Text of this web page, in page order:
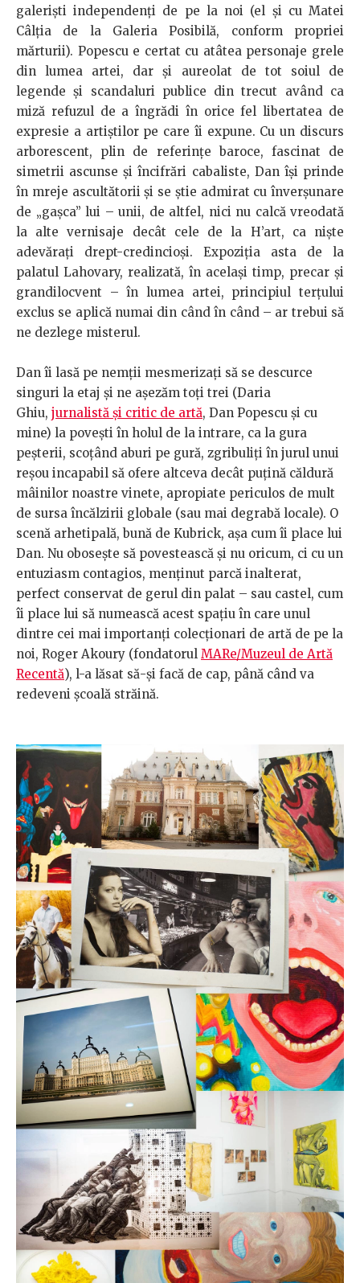
galerişti independenţi de pe la noi (el şi cu Matei
Câlţia de la Galeria Posibilă, conform propriei
mărturii). Popescu e certat cu atâtea personaje grele
din lumea artei, dar şi aureolat de tot soiul de
legende şi scandaluri publice din trecut având ca
miză refuzul de a îngrădi în orice fel libertatea de
expresie a artiştilor pe care îi expune. Cu un discurs
arborescent, plin de referinţe baroce, fascinat de
simetrii ascunse şi încifrări cabaliste, Dan îşi prinde
în mreje ascultătorii şi se ştie admirat cu înverşunare
de „gaşca” lui – unii, de altfel, nici nu calcă vreodată
la alte vernisaje decât cele de la H’art, ca nişte
adevăraţi drept-credincioşi. Expoziţia asta de la
palatul Lahovary, realizată, în acelaşi timp, precar şi
grandilocvent – în lumea artei, principiul terţului
exclus se aplică numai din când în când – ar trebui să
ne dezlege misterul.
Dan îi lasă pe nemţii mesmerizaţi să se descurce
singuri la etaj şi ne aşezăm toţi trei (Daria
Ghiu, jurnalistă şi critic de artă, Dan Popescu şi cu
mine) la poveşti în holul de la intrare, ca la gura
peşterii, scoţând aburi pe gură, zgribuliţi în jurul unui
reşou incapabil să ofere altceva decât puţină căldură
mâinilor noastre vinete, apropiate periculos de mult
de sursa încălzirii globale (sau mai degrabă locale). O
scenă arhetipală, bună de Kubrick, aşa cum îi place lui
Dan. Nu oboseşte să povestească şi nu oricum, ci cu un
entuziasm contagios, menţinut parcă inalterat,
perfect conservat de gerul din palat – sau castel, cum
îi place lui să numească acest spaţiu în care unul
dintre cei mai importanţi colecţionari de artă de pe la
noi, Roger Akoury (fondatorul MARe/Muzeul de Artă
Recentă), l-a lăsat să-şi facă de cap, până când va
redeveni şcoală străină.